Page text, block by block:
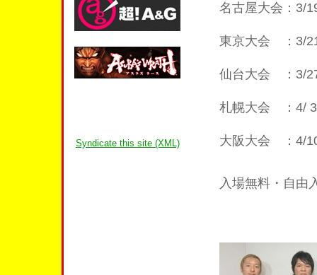
Syndicate this site (XML)
名古屋大会：3/
東京大会 ：3/
仙台大会 ：3/
札幌大会 ：4/
大阪大会 ：4/
入場無料・自由